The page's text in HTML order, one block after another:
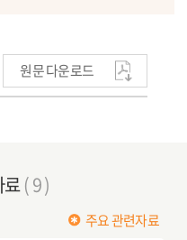
원문 다운로드
료( 9 )
주요 관련자료